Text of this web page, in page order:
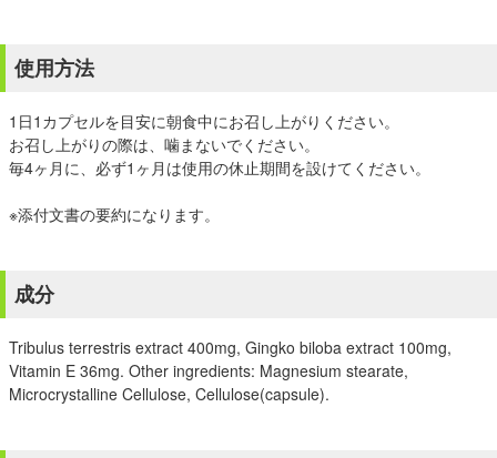
使用方法
1日1カプセルを目安に朝食中にお召し上がりください。
お召し上がりの際は、噛まないでください。
毎4ヶ月に、必ず1ヶ月は使用の休止期間を設けてください。
※添付文書の要約になります。
成分
Tribulus terrestris extract 400mg, Gingko biloba extract 100mg,
Vitamin E 36mg. Other ingredients: Magnesium stearate,
Microcrystalline Cellulose, Cellulose(capsule).